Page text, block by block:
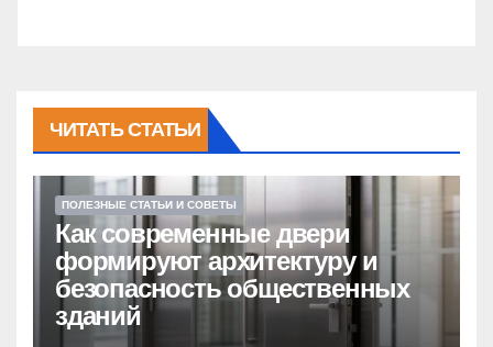
ЧИТАТЬ СТАТЬИ
ПОЛЕЗНЫЕ СТАТЬИ И СОВЕТЫ
Как современные двери
формируют архитектуру и
безопасность общественных
зданий